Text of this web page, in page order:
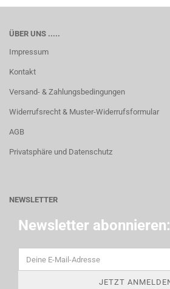
ÜBER UNS .....
Impressum
Kontakt
Versand- & Zahlungsbedingungen
Widerrufsrecht & Muster-Widerrufsformular
AGB
Privatsphäre und Datenschutz
NEWSLETTER
Newsletter abonnieren: